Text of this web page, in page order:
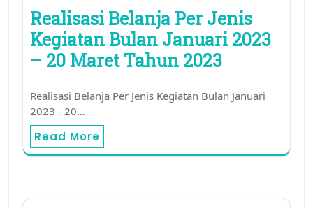
Realisasi Belanja Per Jenis
Kegiatan Bulan Januari 2023
– 20 Maret Tahun 2023
Realisasi Belanja Per Jenis Kegiatan Bulan Januari
2023 - 20…
Read More